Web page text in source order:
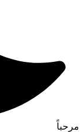
مرحباً